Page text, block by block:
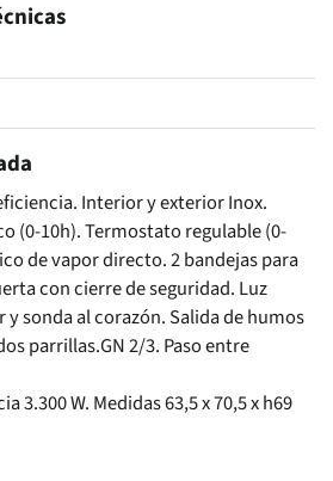
Interior y exterior Inox.
(0-10h). Termostato regulable (0-
de vapor directo. 2 bandejas para
con cierre de seguridad. Luz
sonda al corazón. Salida de humos
parrillas.GN 2/3. Paso entre
3.300 W. Medidas 63,5 x 70,5 x h69